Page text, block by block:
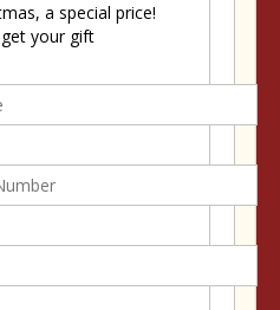
a special price!
your gift